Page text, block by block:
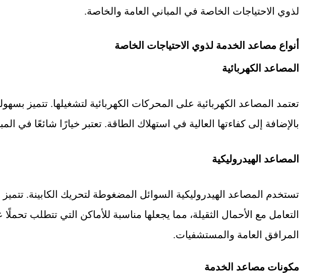
لذوي الاحتياجات الخاصة في المباني العامة والخاصة.
أنواع مصاعد الخدمة لذوي الاحتياجات الخاصة
المصاعد الكهربائية
تعتمد المصاعد الكهربائية على المحركات الكهربائية لتشغيلها. تتميز
بالإضافة إلى كفاءتها العالية في استهلاك الطاقة. تعتبر خيارًا شائعًا في
المصاعد الهيدروليكية
تستخدم المصاعد الهيدروليكية السوائل المضغوطة لتحريك الكابينة. تتميز
التعامل مع الأحمال الثقيلة، مما يجعلها مناسبة للأماكن التي تتطلب تحملًا
المرافق العامة والمستشفيات.
مكونات مصاعد الخدمة